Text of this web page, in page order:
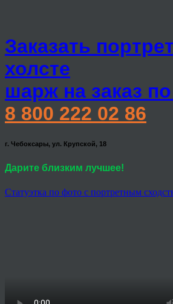
Заказать
холсте
шарж на заказ
8 800 222 02 86
г. Чебоксары, ул. Крупской, 18
Дарите близким лучшее!
Статуэтка по фото с портретным